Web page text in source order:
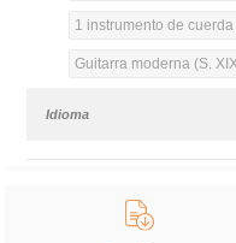
1 instrumento de
Guitarra moderna (S.
Idioma